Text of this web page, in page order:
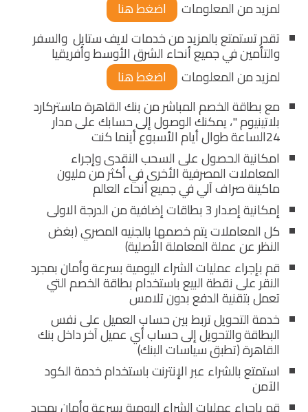
لمزيد من المعلومات
اضغط هنا
تقدر تستمتع بالمزيد من خدمات لايف ستايل والسفر
والتأمين في جميع أنحاء الشرق الأوسط وأفريقيا
لمزيد من المعلومات
اضغط هنا
مع بطاقة الخصم المباشر من بنك القاهرة ماستركارد
بلاتينيوم "، يمكنك الوصول إلى حسابك على مدار
24الساعة طوال أيام الأسبوع أينما كنت
امكانية الحصول على السحب النقدى وإجراء
المعاملات المصرفية الأخرى في أكثر من مليون
ماكينة صراف آلي في جميع أنحاء العالم
إمكانية إصدار 3 بطاقات إضافية من الدرجة الاولى
كل المعاملات يتم خصمها بالجنيه المصري (بغض
النظر عن عملة المعاملة الأصلية)
قم بإجراء عمليات الشراء اليومية بسرعة وأمان بمجرد
النقر على نقطة البيع باستخدام بطاقة الخصم التي
تعمل بتقنية الدفع بدون تلامس
خدمة التحويل تربط بين حساب العميل على نفس
البطاقة والتحويل إلى حساب أي عميل آخر داخل بنك
القاهرة (تطبق سياسات البنك)
استمتع بالشراء عبر الإنترنت باستخدام خدمة الكود
الآمن